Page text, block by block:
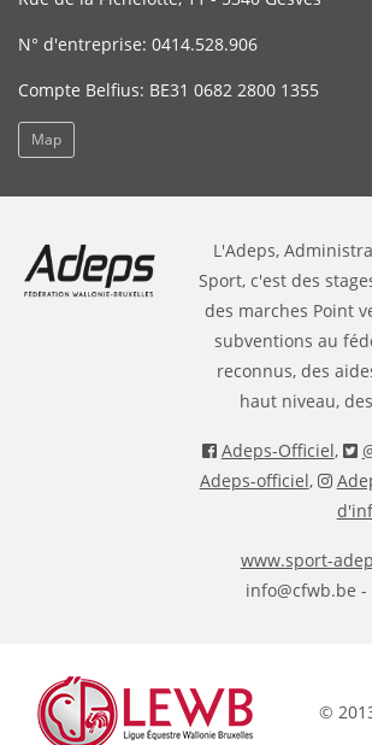
N° d'entreprise: 0414.528.906
Compte Belfius: BE31 0682 2800 1355
Map
L'Adeps,
Sport, c'est des
des marches Point
subventions au
reconnus, des
haut niveau,
Adeps-Officiel,
Adeps-officiel,
www.sport-
info@cfwb.be -
©